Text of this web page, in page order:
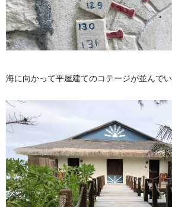
海に向かって平屋建てのコテージが並んでい